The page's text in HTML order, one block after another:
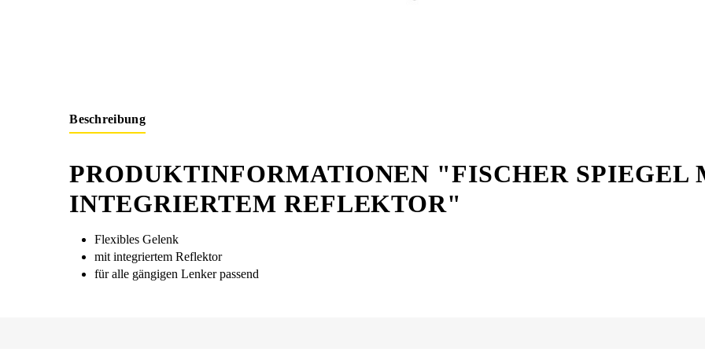
Beschreibung
PRODUKTINFORMATIONEN "FISCHER SPIEGEL
INTEGRIERTEM REFLEKTOR"
Flexibles Gelenk
mit integriertem Reflektor
für alle gängigen Lenker passend